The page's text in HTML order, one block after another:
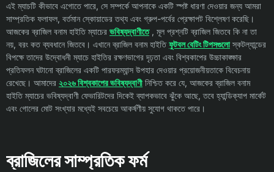
এই ম্যাচটি কীভাবে এগোতে পারে, সে সম্পর্কে আপনাকে একটি স্পষ্ট ধারণা দেওয়ার জন্য আমরা
সাম্প্রতিক ফলাফল, বর্তমান স্কোয়াডের তথ্য এবং গ্রুপ-পর্বের প্রেক্ষাপট বিশ্লেষণ করেছি।
আজকের ব্রাজিল বনাম হাইতি ম্যাচের ভবিষ্যদ্বাণীতে, মূল প্রশ্নটি ব্রাজিল জিতবে কি না তা
নয়, বরং কত ব্যবধানে জিতবে। এখানে ব্রাজিল বনাম হাইতিফুটবল বেটিং টিপসগুলোস্কটল্যান্ডের
বিপক্ষে তাদের উদ্বোধনী ম্যাচে হাইতির রক্ষণভাগের দৃঢ়তা এবং বিশ্বকাপের উচ্চাকাঙ্ক্ষার
প্রতিফলন ঘটানো ব্রাজিলের একটি পারফরম্যান্স উপহার দেওয়ার প্রয়োজনীয়তাকে বিবেচনায়
রেখেছে। আমাদের ২০২৬ বিশ্বকাপের ভবিষ্যদ্বাণী নিশ্চিত করে যে, আজকের ব্রাজিল বনাম
হাইতি ম্যাচের ভবিষ্যদ্বাণী ফেভারিটদের দিকেই ব্যাপকভাবে ঝুঁকে আছে, তবে হ্যান্ডিক্যাপ মার্কেট
এবং গোলের মোট সংখ্যার মধ্যেই সবচেয়ে আকর্ষণীয় সুযোগ থাকতে পারে।
ব্রাজিলের সাম্প্রতিক ফর্ম